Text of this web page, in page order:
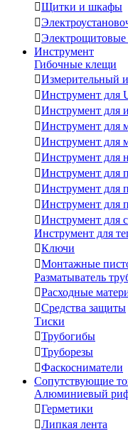
Щитки и шкафы

Электрощитовые
Инструмент
Гибочные клещи
Измерительный
Инструмент для
Инструмент для
Инструмент для
Инструмент для
Инструмент для
Инструмент для
Инструмент для
Инструмент для
Инструмент для
Инструмент для
Ключи
Монтажные
Разматыватель
Расходные
Средства защиты
Тиски
Трубогибы
Труборезы
Фаскосниматели
Сопутствующие
Алюминиевый
Герметики
Липкая лента